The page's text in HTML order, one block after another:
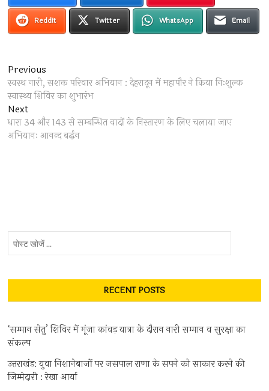
Reddit Twitter WhatsApp Email
Post
navigation
Previous
post:
स्वस्थ नारी, सशक्त परिवार अभियान : देहरादून में महापौर ने किया निःशुल्क
स्वास्थ्य शिविर का शुभारंभ
NextNext
post:
धारा 34 और 143 से सम्बन्धित वादों के निस्तारण के लिए चलाया जाए
अभियानः आनन्द बर्द्धन
RECENT POSTS
‘सम्मान सेतु’ शिविर में गूंजा कांवड़ यात्रा के दौरान नारी सम्मान व सुरक्षा का
संकल्प
उत्तराखंड: युवा निशानेबाजों पर जसपाल राणा के सपने को साकार करने की
जिम्मेदारी : रेखा आर्या